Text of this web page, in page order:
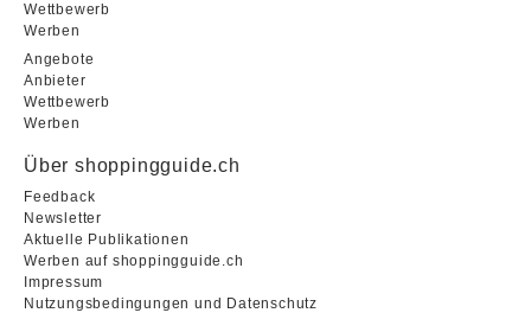
Wettbewerb
Werben
Angebote
Anbieter
Wettbewerb
Werben
Über shoppingguide.ch
Feedback
Newsletter
Aktuelle Publikationen
Werben auf shoppingguide.ch
Impressum
Nutzungsbedingungen und Datenschutz